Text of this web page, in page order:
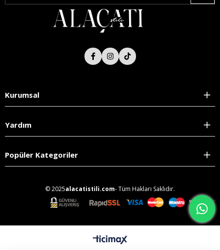
Kurumsal
Yardım
Popüler Kategoriler
© 2025alacatistili.com- Tüm Hakları Saklıdır.